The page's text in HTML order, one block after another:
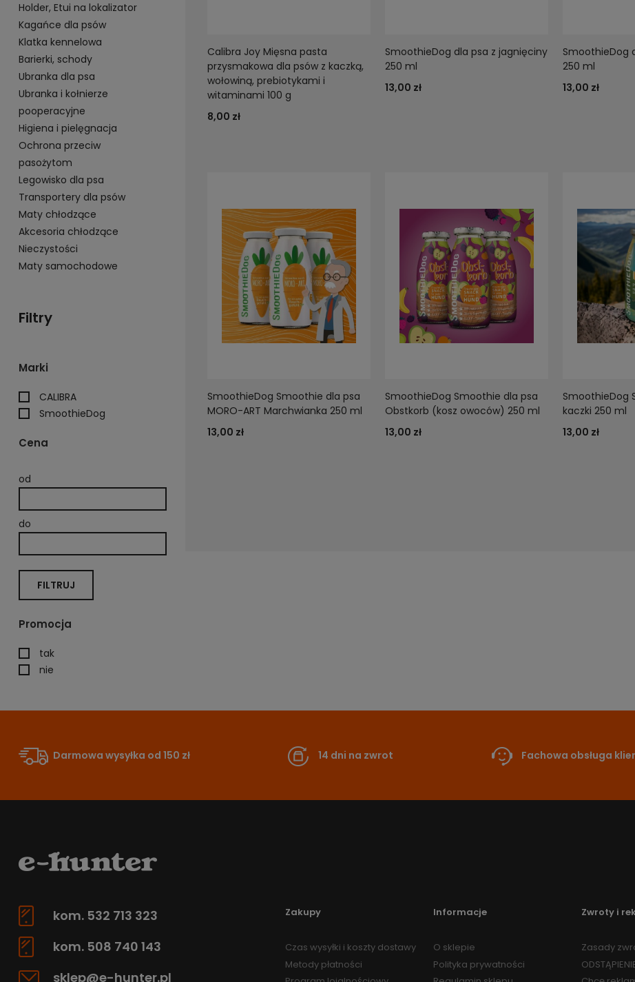
Holder, Etui na lokalizator
Kagańce dla psów
Klatka kennelowa
Barierki, schody
Ubranka dla psa
Ubranka i kołnierze
pooperacyjne
Higiena i pielęgnacja
Ochrona przeciw
pasożytom
Legowisko dla psa
Transportery dla psów
Maty chłodzące
Akcesoria chłodzące
Nieczystości
Maty samochodowe
Filtry
Marki
CALIBRA
SmoothieDog
Cena
od
do
FILTRUJ
Promocja
tak
nie
Calibra Joy Mięsna pasta
przysmakowa dla psów z kaczką,
wołowiną, prebiotykami i
witaminami 100 g
8,00 zł
SmoothieDog dla psa z jagnięciny
250 ml
13,00 zł
SmoothieDog
250 ml
13,00 zł
SmoothieDog Smoothie dla psa
MORO-ART Marchwianka 250 ml
13,00 zł
SmoothieDog Smoothie dla psa
Obstkorb (kosz owoców) 250 ml
13,00 zł
SmoothieDog
kaczki 250 ml
13,00 zł
Darmowa wysyłka od 150 zł 14 dni na zwrot Fachowa obsługa
kom. 532 713 323
kom. 508 740 143
sklep@e-hunter.pl
Zakupy
Czas wysyłki i koszty dostawy
Metody płatności
Informacje
O sklepie
Polityka prywatności
Zwroty i
Zasady